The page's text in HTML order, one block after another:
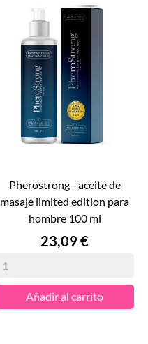
pherostrong - aceite de
masaje limited edition para
hombre 100 ml
Precio
23,09 €
Añadir al carrito